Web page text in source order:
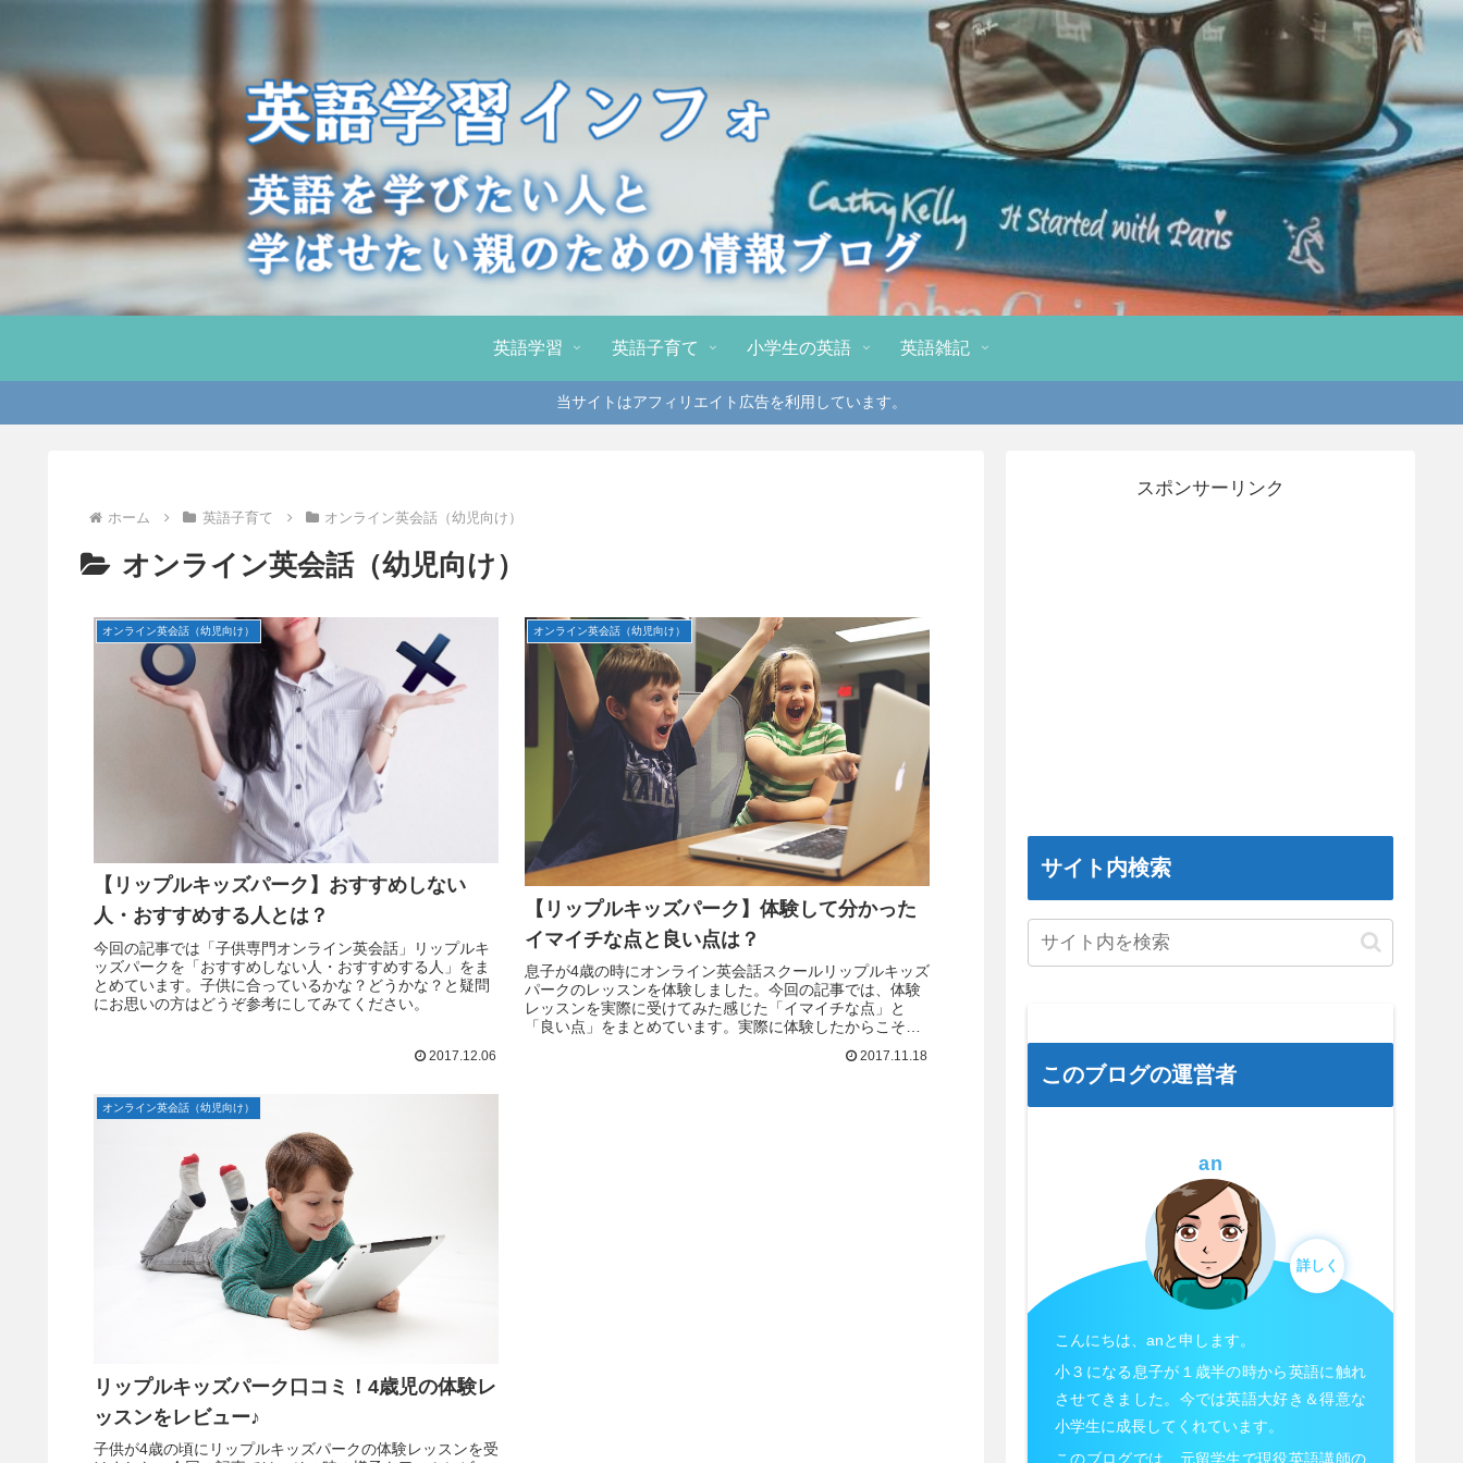
英語学習 英語子育て 小学生の英語 英語雑記
当サイトはアフィリエイト広告を利用しています。
ホーム 英語子育て オンライン英会話（幼児向け）
オンライン英会話（幼児向け）
オンライン英会話（幼児向け）
【リップルキッズパーク】おすすめしない
人・おすすめする人とは？
今回の記事では「子供専門オンライン英会話」リップルキ
ッズパークを「おすすめしない人・おすすめする人」をま
とめています。子供に合っているかな？どうかな？と疑問
にお思いの方はどうぞ参考にしてみてください。
2017.12.06
オンライン英会話（幼児向け）
【リップルキッズパーク】体験して分かった
イマイチな点と良い点は？
息子が4歳の時にオンライン英会話スクールリップルキッズ
パークのレッスンを体験しました。今回の記事では、体験
レッスンを実際に受けてみた感じた「イマイチな点」と
「良い点」をまとめています。実際に体験したからこそ分
2017.11.18
オンライン英会話（幼児向け）
リップルキッズパーク口コミ！4歳児の体験レ
ッスンをレビュー♪
子供が4歳の頃にリップルキッズパークの体験レッスンを受
スポンサーリンク
サイト内検索
このブログの運営者
an
こんにちは、anと申します。
小３になる息子が１歳半の時から英語に触れ
させてきました。今では英語大好き＆得意な
小学生に成長してくれています。
このブログでは、元留学生で現役英語講師の
詳しく